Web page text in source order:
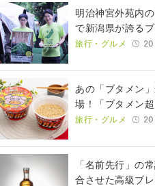
明治神宮外苑内
で新潟県が誇る
旅行・グルメ
あの「ブタメン
場！「ブタメン
旅行・グルメ
「名前先行」の
合させた高級ブ